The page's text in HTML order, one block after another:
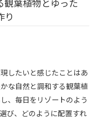
観葉植物とゆった
り
したいと感じたことはあ
な自然と調和する観葉植
、毎日をリゾートのよう
び、どのように配置すれ